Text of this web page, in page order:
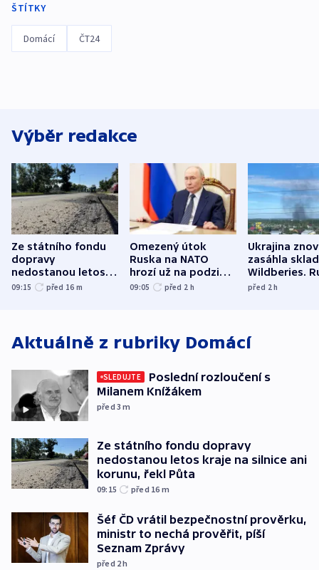
ŠTÍTKY
Domácí ČT24
Výběr redakce
Ze státního fondu
dopravy
nedostanou letos
kraje na silnice ani
09:15 před 16 m
Omezený útok
Ruska na NATO
hrozí už na podzim,
varují tajné služby
09:05 před 2 h
Ukrajina
zasáhla
Wildberies.
útočili v
před 2h
Aktuálně z rubriky Domácí
SLEDUJTE
Poslední rozloučení s
Milanem Knížákem
před 3m
Ze státního fondu dopravy
nedostanou letos kraje na silnice ani
korunu, řekl Půta
09:15 před 16 m
Šéf ČD vrátil bezpečnostní prověrku,
ministr to nechá prověřit, píší
Seznam Zprávy
před 2h